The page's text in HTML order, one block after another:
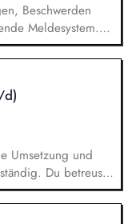
Beschwerden
Meldesystem.
bei
von
Mitwirkung an der
und dem
und
d)
Umsetzung und
Du betreust
Gespräche mit
zur Analyse von